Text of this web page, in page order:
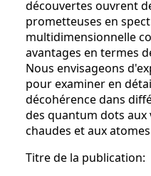
découvertes ouvrent
prometteuses en
multidimensionnelle
avantages en termes
Nous envisageons
pour examiner en
décohérence dans
des quantum dots aux
chaudes et aux
Titre de la publication: